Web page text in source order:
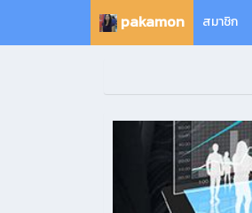
pakamon สมาชิก